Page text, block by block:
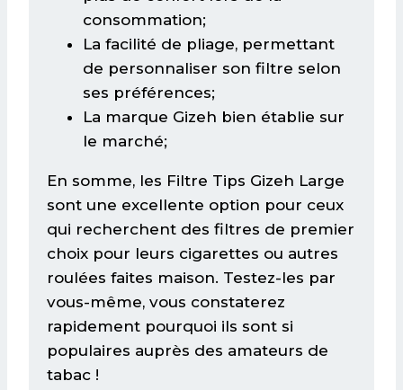
consommation;
La facilité de pliage, permettant
de personnaliser son filtre selon
ses préférences;
La marque Gizeh bien établie sur
le marché;
En somme, les Filtre Tips Gizeh Large
sont une excellente option pour ceux
qui recherchent des filtres de premier
choix pour leurs cigarettes ou autres
roulées faites maison. Testez-les par
vous-même, vous constaterez
rapidement pourquoi ils sont si
populaires auprès des amateurs de
tabac !